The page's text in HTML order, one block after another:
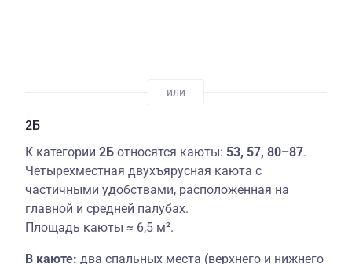
2Б
К категории 2Б относятся каюты: 53, 57, 80–87.
Четырехместная двухъярусная каюта с
частичными удобствами, расположенная на
главной и средней палубах.
Площадь каюты ≈ 6,5 м².
В каюте: два спальных места (верхнего и нижнего